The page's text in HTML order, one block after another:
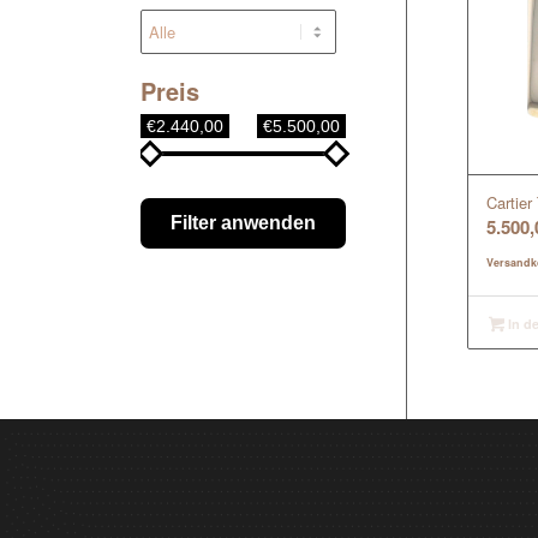
Cartier
In
Preis
€2.440,00 €5.500,00
Filter anwenden